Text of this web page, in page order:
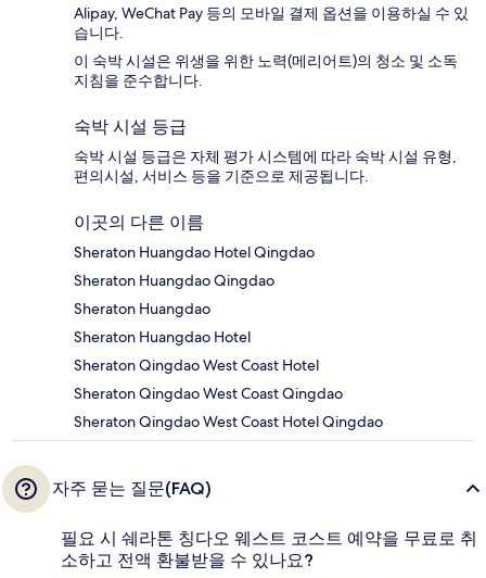
Alipay, WeChat Pay 등의 모바일 결제 옵션을 이용하실 수 있
습니다.
이 숙박 시설은 위생을 위한 노력(메리어트)의 청소 및 소독
지침을 준수합니다.
숙박 시설 등급
숙박 시설 등급은 자체 평가 시스템에 따라 숙박 시설 유형,
편의시설, 서비스 등을 기준으로 제공됩니다.
이곳의 다른 이름
Sheraton Huangdao Hotel Qingdao
Sheraton Huangdao Qingdao
Sheraton Huangdao
Sheraton Huangdao Hotel
Sheraton Qingdao West Coast Hotel
Sheraton Qingdao West Coast Qingdao
Sheraton Qingdao West Coast Hotel Qingdao
자주 묻는 질문(FAQ)
필요 시 쉐라톤 칭다오 웨스트 코스트 예약을 무료로 취
소하고 전액 환불받을 수 있나요?